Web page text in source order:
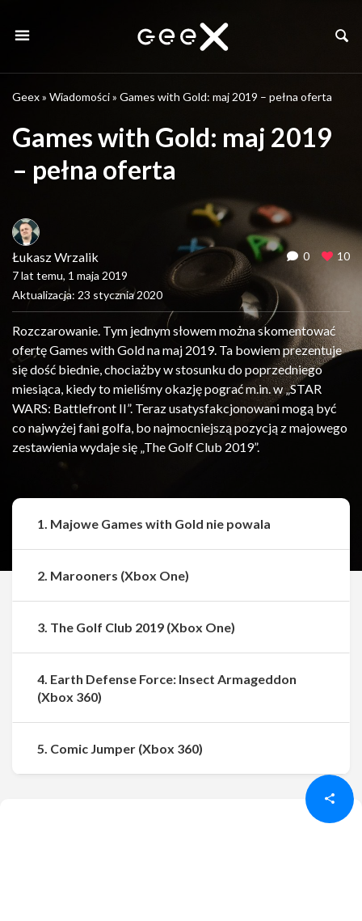
Geex» Wiadomości» Games with Gold: maj 2019 – pełna oferta
Games with Gold: maj 2019
– pełna oferta
Łukasz Wrzalik
7 lat temu, 1 maja 2019
Aktualizacja: 23 stycznia 2020
0 10
Rozczarowanie. Tym jednym słowem można skomentować
ofertę Games with Gold na maj 2019. Ta bowiem prezentuje
się dość biednie, chociażby w stosunku do poprzedniego
miesiąca, kiedy to mieliśmy okazję pograć m.in. w „STAR
WARS: Battlefront II”. Teraz usatysfakcjonowani mogą być
co najwyżej fani golfa, bo najmocniejszą pozycją z majowego
zestawienia wydaje się „The Golf Club 2019”.
Udostępnij
1. Majowe Games with Gold nie powala
2. Marooners (Xbox One)
3. The Golf Club 2019 (Xbox One)
4. Earth Defense Force: Insect Armageddon
(Xbox 360)
5. Comic Jumper (Xbox 360)